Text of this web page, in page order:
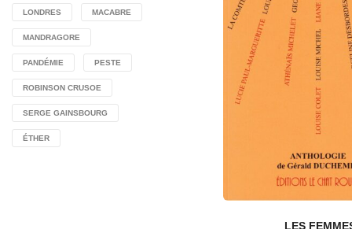
LES
LONDRES MACABRE
MANDRAGORE
PANDÉMIE PESTE
ROBINSON CRUSOE
SERGE GAINSBOURG
ÉTHER